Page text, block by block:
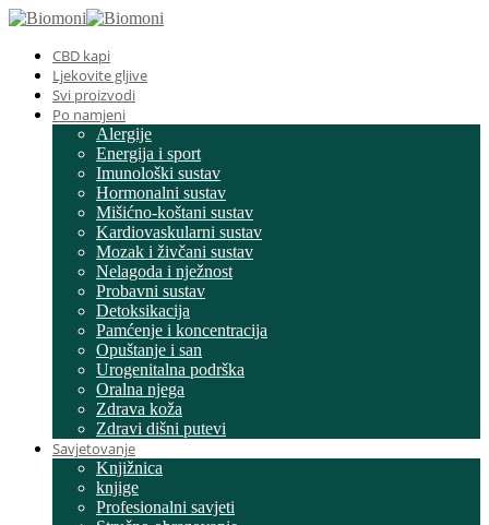
CBD kapi
Ljekovite gljive
Svi proizvodi
Po namjeni
Alergije
Energija i sport
Imunološki sustav
Hormonalni sustav
Mišićno-koštani sustav
Kardiovaskularni sustav
Mozak i živčani sustav
Nelagoda i nježnost
Probavni sustav
Detoksikacija
Pamćenje i koncentracija
Opuštanje i san
Urogenitalna podrška
Oralna njega
Zdrava koža
Zdravi dišni putevi
Savjetovanje
Knjižnica
knjige
Profesionalni savjeti